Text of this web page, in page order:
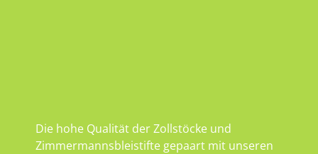
Die hohe Qualität der Zollstöcke und
Zimmermannsbleistifte gepaart mit unseren